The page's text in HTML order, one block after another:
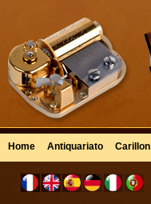
Home Antiquariato Carillon